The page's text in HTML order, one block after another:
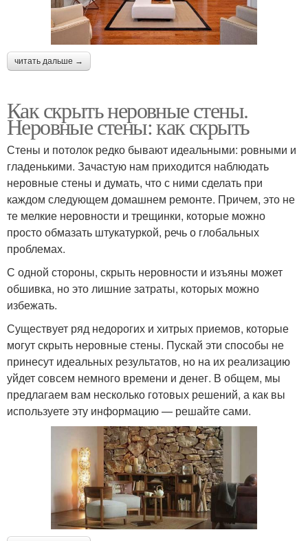
читать дальше →
Как скрыть неровные стены.
Неровные стены: как скрыть
Стены и потолок редко бывают идеальными: ровными и
гладенькими. Зачастую нам приходится наблюдать
неровные стены и думать, что с ними сделать при
каждом следующем домашнем ремонте. Причем, это не
те мелкие неровности и трещинки, которые можно
просто обмазать штукатуркой, речь о глобальных
проблемах.
С одной стороны, скрыть неровности и изъяны может
обшивка, но это лишние затраты, которых можно
избежать.
Существует ряд недорогих и хитрых приемов, которые
могут скрыть неровные стены. Пускай эти способы не
принесут идеальных результатов, но на их реализацию
уйдет совсем немного времени и денег. В общем, мы
предлагаем вам несколько готовых решений, а как вы
используете эту информацию — решайте сами.